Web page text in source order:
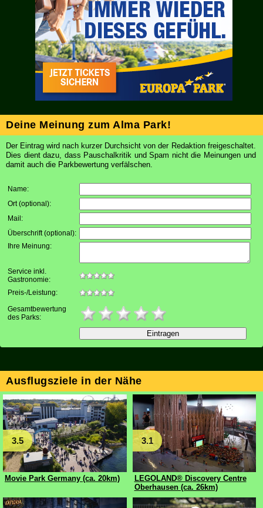
Deine Meinung zum Alma Park!
Der Eintrag wird nach kurzer Durchsicht von der Redaktion freigeschaltet.
Dies dient dazu, dass Pauschalkritik und Spam nicht die Meinungen und
damit auch die Parkbewertung verfälschen.
Name:
Ort (optional):
Mail:
Überschrift (optional):
Ihre Meinung:
Service inkl.
Gastronomie:
Preis-/Leistung:
Gesamtbewertung
des Parks:
Ausflugsziele in der Nähe
3.5
Movie Park Germany (ca. 20km)
3.1
LEGOLAND® Discovery Centre
Oberhausen (ca. 26km)